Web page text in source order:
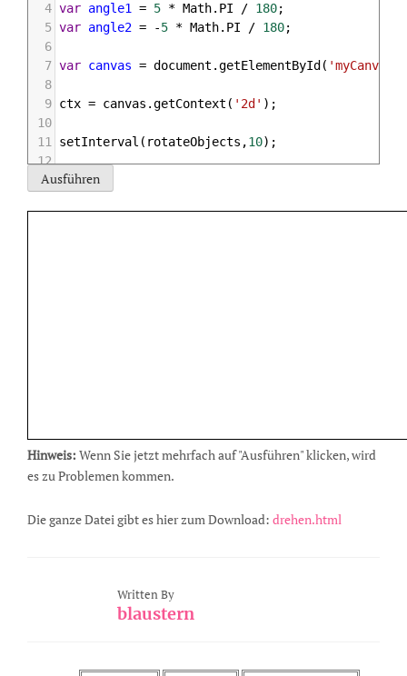
4 var angle1 = 5 * Math. PI / 180;
5 var angle2 = -5 * Math. PI / 180;
6
7 var canvas = document .getElementById ( 'myCanvas5'
8
9 ctx = canvas .getContext ( '2d' );
10
11
setInterval ( rotateObjects ,10);
12
13 function
Hinweis: Wenn Sie jetzt mehrfach auf "Ausführen" klicken, wird
es zu Problemen kommen.
Die ganze Datei gibt es hier zum Download: drehen.html
Written By
blaustern